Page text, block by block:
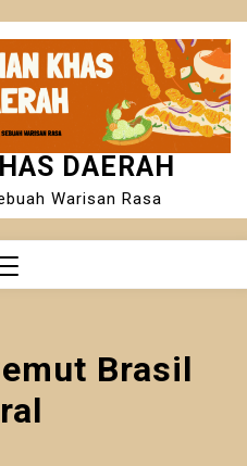
DAERAH
Warisan Rasa
Brasil